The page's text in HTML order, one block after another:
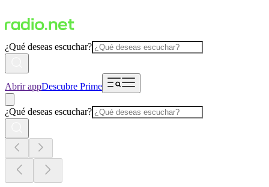
¿Qué deseas escuchar?
Abrir appDescubre Prime
¿Qué deseas escuchar?